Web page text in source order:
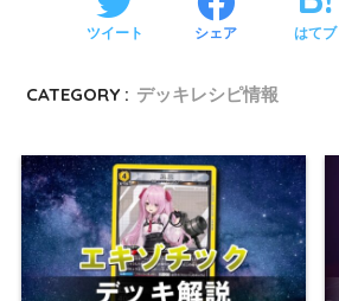
ツイート シェア はてブ
CATEGORY : デッキレシピ情報